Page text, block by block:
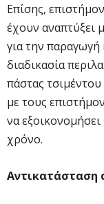
Επίσης,
έχουν αναπτύξει
για την παραγωγή
διαδικασία
πάστας
με τους
να εξοικονομήσει
χρόνο.
Αντικατάσταση